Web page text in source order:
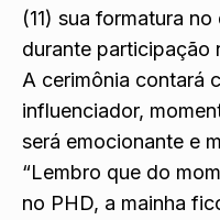
(11) sua formatura
durante participação
A cerimônia contará
influenciador,
será emocionante e
“Lembro que do
no PHD, a mainha